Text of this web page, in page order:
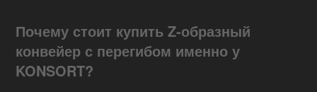
Почему стоит купить Z-образный
конвейер с перегибом именно у
KONSORT?